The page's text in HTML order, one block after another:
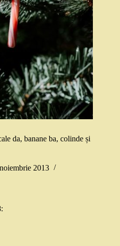
da, banane ba, colinde și
2013